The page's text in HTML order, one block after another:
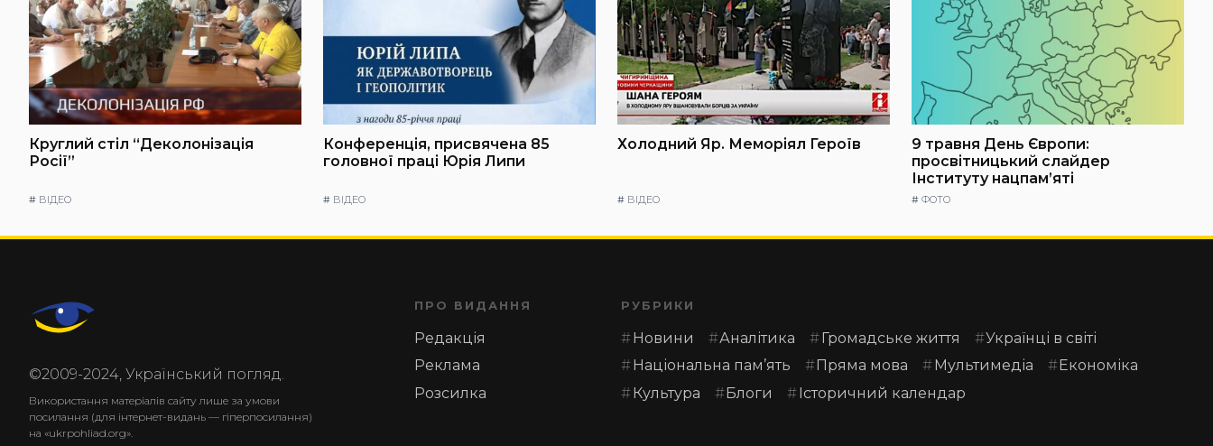
Круглий стіл “Деколонізація
Росії”
# ВІДЕО
Конференція, присвячена 85
головної праці Юрія Липи
# ВІДЕО
Холодний Яр. Меморіял Героїв
# ВІДЕО
9 травня День Європи:
просвітницький слайдер
Інституту нацпам’яті
# ФОТО
©2009-2024, Український погляд.
Використання матеріалів сайту лише за умови
посилання (для інтернет-видань — гіперпосилання)
на «ukrpohliad.org».
ПРО ВИДАННЯ
Редакція
Реклама
Розсилка
РУБРИКИ
Новини Аналітика Громадське життя
Українці в світі
Національна пам’ять
Пряма мова Мультимедіа
Економіка
Культура
Блоги Історичний календар